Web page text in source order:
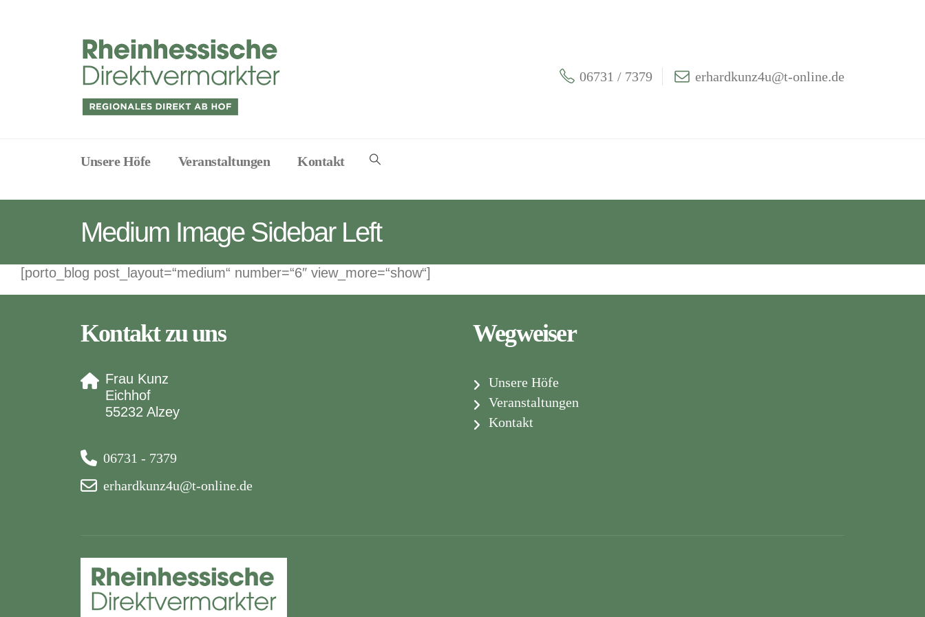
06731 / 7379 erhardkunz4u@t-online.de
Unsere Höfe Veranstaltungen Kontakt
Medium Image Sidebar Left
[porto_blog post_layout=“medium“ number=“6″ view_more=“show“]
Kontakt zu uns
Frau Kunz
Eichhof
55232 Alzey
06731 - 7379
erhardkunz4u@t-online.de
Wegweiser
Unsere Höfe
Veranstaltungen
Kontakt